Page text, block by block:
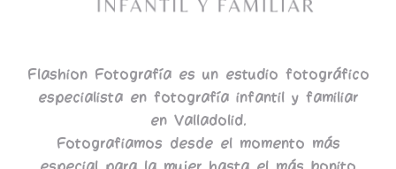
Flashion Fotografía es un estudio fotográfico
especialista en fotografía infantil y familiar
en Valladolid.
Fotografiamos desde el momento más